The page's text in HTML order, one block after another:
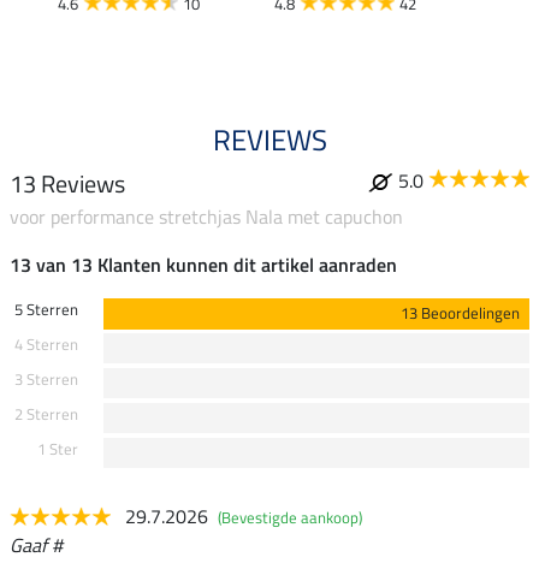
REVIEWS
13 Reviews
5.0
voor performance stretchjas Nala met capuchon
13 van 13 Klanten kunnen dit artikel aanraden
5 Sterren
13 Beoordelingen
4 Sterren
3 Sterren
2 Sterren
1 Ster
29.7.2026 (Bevestigde aankoop)
Gaaf #